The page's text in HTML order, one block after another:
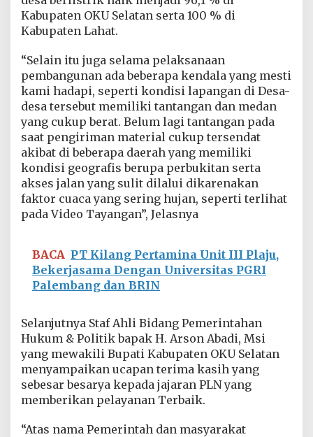
s
a
K
a
b
u
p
a
t
n
L
a
h
t
n
O
K
e
l
t
a
n
Kabupaten OKU Selatan serta 100 % di
Kabupaten Lahat.
“Selain itu juga selama pelaksanaan
pembangunan ada beberapa kendala yang mesti
kami hadapi, seperti kondisi lapangan di Desa-
desa tersebut memiliki tantangan dan medan
yang cukup berat. Belum lagi tantangan pada
saat pengiriman material cukup tersendat
akibat di beberapa daerah yang memiliki
kondisi geografis berupa perbukitan serta
akses jalan yang sulit dilalui dikarenakan
faktor cuaca yang sering hujan, seperti terlihat
pada Video Tayangan”, Jelasnya
BACA PT Kilang Pertamina Unit III Plaju,
Bekerjasama Dengan Universitas PGRI
Palembang dan BRIN
Selanjutnya Staf Ahli Bidang Pemerintahan
Hukum & Politik bapak H. Arson Abadi, Msi
yang mewakili Bupati Kabupaten OKU Selatan
menyampaikan ucapan terima kasih yang
sebesar besarya kepada jajaran PLN yang
memberikan pelayanan Terbaik.
“Atas nama Pemerintah dan masyarakat